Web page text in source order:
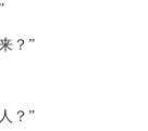
？”
？”